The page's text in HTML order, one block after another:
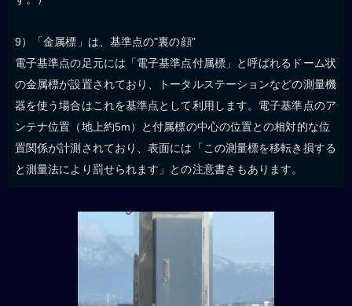
9）「金属標」は、基準点の"裏の顔"
電子基準点の足元には「電子基準点付属標」と呼ばれるドーム状
の金属標が設置されており、トータルステーションなどの測量機
器を使う場合はこれを基準点として利用します。電子基準点のア
ンテナ位置（地上約5m）と付属標の中心の位置との相対的な位
置関係が計測されており、表面には「この測量標を移転き損する
と測量法により罰せられます」との注意書きもあります。